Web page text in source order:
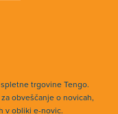
trgovine Tengo.
obveščanje o novicah,
v obliki e-novic.